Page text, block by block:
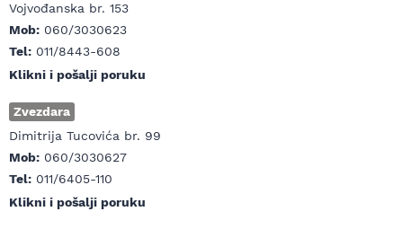
Vojvođanska br. 153
Mob: 060/3030623
Tel: 011/8443-608
Klikni i pošalji poruku
Zvezdara
Dimitrija Tucovića br. 99
Mob: 060/3030627
Tel: 011/6405-110
Klikni i pošalji poruku